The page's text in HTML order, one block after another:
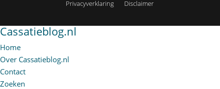
Privacyverklaring
Disclaimer
Cassatieblog.nl
Home
Over Cassatieblog.nl
Contact
Zoeken